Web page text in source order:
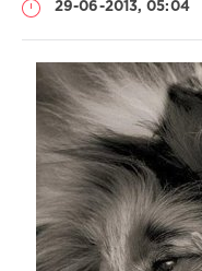
29-06-2013, 05:04
Всякая
всячина
Natalja
11
922